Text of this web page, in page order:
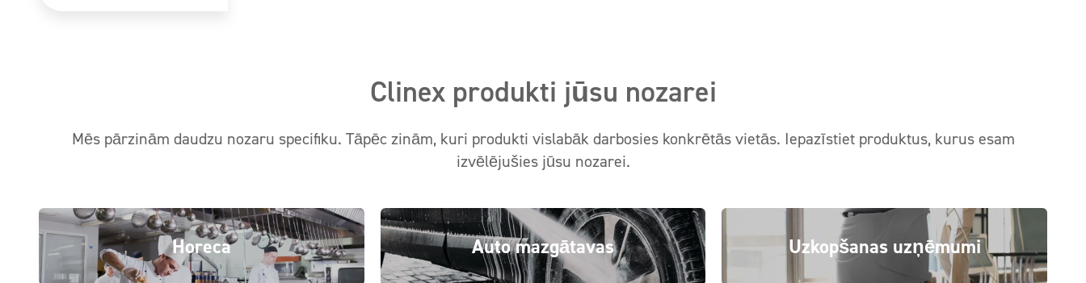
Clinex produkti jūsu nozarei
Mēs pārzinām daudzu nozaru specifiku. Tāpēc zinām, kuri produkti vislabāk darbosies konkrētās vietās. Iepazīstiet produktus, kurus esam
izvēlējušies jūsu nozarei.
Horeca
Clinex profesionālie tīrīšanas līdzekļi Horeca
Auto mazgātavas
Specializēti tīrīšanas līdzekļi auto mazgātavām
Uzkopšanas uzņēmumi
Profesionālie tīrīšanas līdzekļi uzkopšanas